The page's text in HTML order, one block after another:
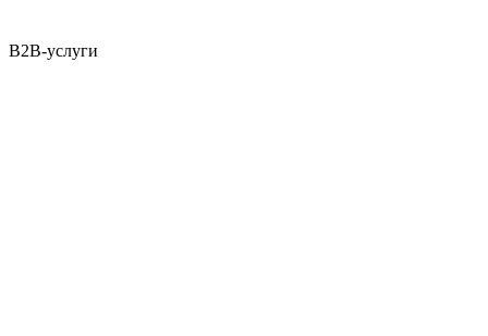
B2B-услуги